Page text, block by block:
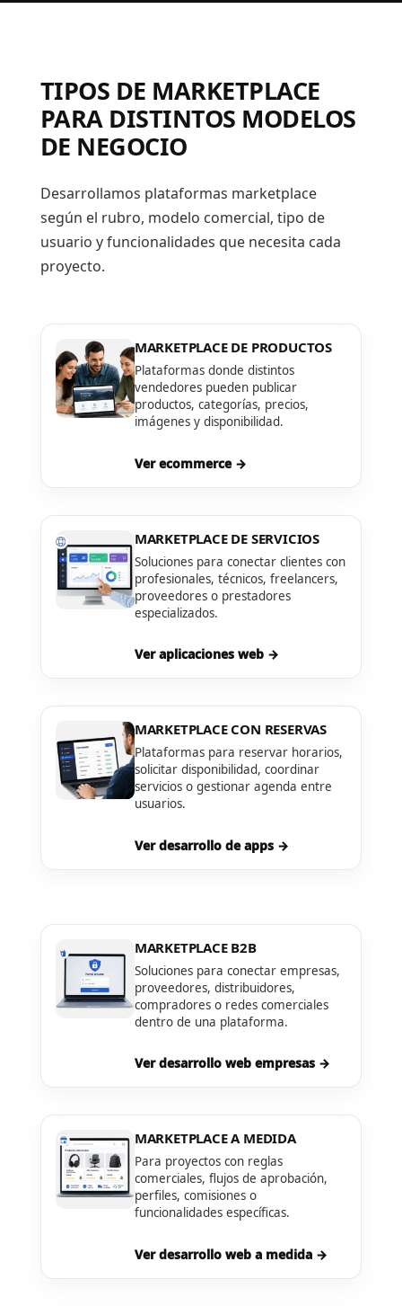
TIPOS DE MARKETPLACE
PARA DISTINTOS MODELOS
DE NEGOCIO
Desarrollamos plataformas marketplace
según el rubro, modelo comercial, tipo de
usuario y funcionalidades que necesita cada
proyecto.
MARKETPLACE DE PRODUCTOS
Plataformas donde distintos
vendedores pueden publicar
productos, categorías, precios,
imágenes y disponibilidad.
Ver ecommerce →
MARKETPLACE DE SERVICIOS
Soluciones para conectar clientes con
profesionales, técnicos, freelancers,
proveedores o prestadores
especializados.
Ver aplicaciones web →
MARKETPLACE CON RESERVAS
Plataformas para reservar horarios,
solicitar disponibilidad, coordinar
servicios o gestionar agenda entre
usuarios.
Ver desarrollo de apps →
MARKETPLACE B2B
Soluciones para conectar empresas,
proveedores, distribuidores,
compradores o redes comerciales
dentro de una plataforma.
Ver desarrollo web empresas →
MARKETPLACE A MEDIDA
Para proyectos con reglas
comerciales, flujos de aprobación,
perfiles, comisiones o
funcionalidades específicas.
Ver desarrollo web a medida →